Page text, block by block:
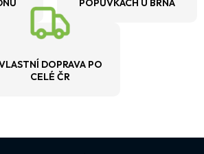
POPŮVKÁCH U BRNA
DOPRAVA PO
CELÉ ČR